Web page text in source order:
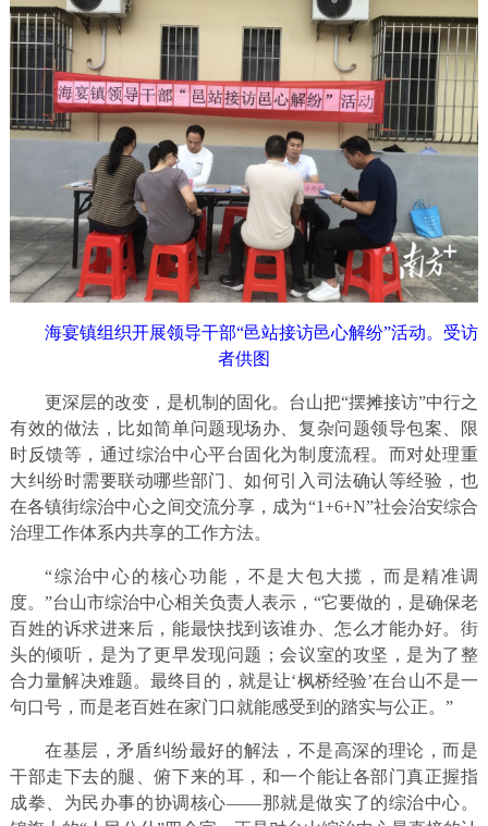
海宴镇组织开展领导干部“邑站接访邑心解纷”活动。受访
者供图
更深层的改变，是机制的固化。台山把“摆摊接访”中行之
有效的做法，比如简单问题现场办、复杂问题领导包案、限
时反馈等，通过综治中心平台固化为制度流程。而对处理重
大纠纷时需要联动哪些部门、如何引入司法确认等经验，也
在各镇街综治中心之间交流分享，成为“1+6+N”社会治安综合
治理工作体系内共享的工作方法。
“综治中心的核心功能，不是大包大揽，而是精准调
度。”台山市综治中心相关负责人表示，“它要做的，是确保老
百姓的诉求进来后，能最快找到该谁办、怎么才能办好。街
头的倾听，是为了更早发现问题；会议室的攻坚，是为了整
合力量解决难题。最终目的，就是让‘枫桥经验’在台山不是一
句口号，而是老百姓在家门口就能感受到的踏实与公正。”
在基层，矛盾纠纷最好的解法，不是高深的理论，而是
干部走下去的腿、俯下来的耳，和一个能让各部门真正握指
成拳、为民办事的协调核心——那就是做实了的综治中心。